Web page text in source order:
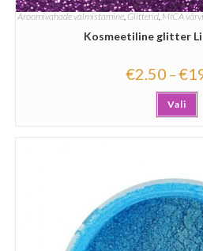
Aroomivahade valmistamine, Glitterid, MICA
Kosmeetiline glitter
€2.50 –€
Vali